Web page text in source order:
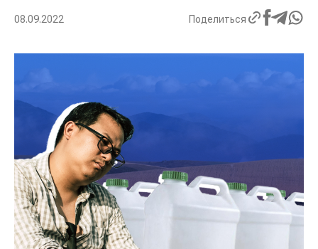
08.09.2022 Поделиться